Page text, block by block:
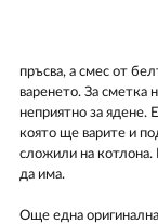
пръсва, а смес от
варенето. За сметка
неприятно за ядене.
която ще варите и
сложили на
да има.
Още една оригинална